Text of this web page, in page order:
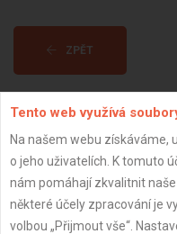
ZPĚT
Aktualizováno z
Tento web využívá
Na našem webu získáváme,
o jeho uživatelích. K tomuto
nám pomáhají zkvalitnit
některé účely zpracování je
volbou „Přijmout vše“.